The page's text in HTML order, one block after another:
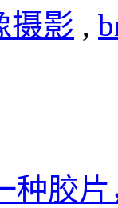
摄影 ,
种胶